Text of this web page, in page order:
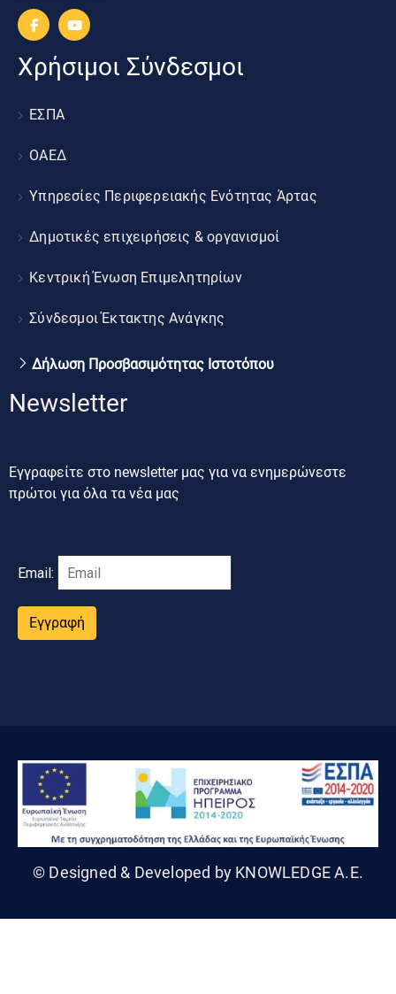
Χρήσιμοι Σύνδεσμοι
ΕΣΠΑ
ΟΑΕΔ
Υπηρεσίες Περιφερειακής Ενότητας Άρτας
Δημοτικές επιχειρήσεις & οργανισμοί
Κεντρική Ένωση Επιμελητηρίων
Σύνδεσμοι Έκτακτης Ανάγκης
Δήλωση Προσβασιμότητας Ιστοτόπου
Newsletter
Εγγραφείτε στο newsletter μας για να ενημερώνεστε
πρώτοι για όλα τα νέα μας
Email:
Εγγραφή
© Designed & Developed by KNOWLEDGE A.E.